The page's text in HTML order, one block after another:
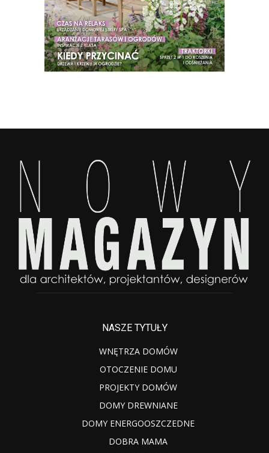
NASZE TYTUŁY
WNĘTRZA DOMÓW
OTOCZENIE DOMU
PROJEKTY DOMÓW
DOMY DREWNIANE
DOMY ENERGOOSZCZEDNE
DOBRA MAMA